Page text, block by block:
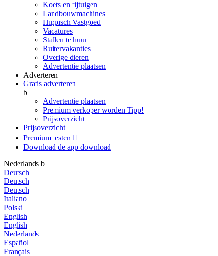
Koets en rijtuigen
Landbouwmachines
Hippisch Vastgoed
Vacatures
Stallen te huur
Ruitervakanties
Overige dieren
Advertentie plaatsen
Adverteren
Gratis adverteren
b
Advertentie plaatsen
Premium verkoper worden Tipp!
Prijsoverzicht
Prijsoverzicht
Premium testen 
Download de app download
Nederlands b
Deutsch
Deutsch
Deutsch
Italiano
Polski
English
English
Nederlands
Español
Français